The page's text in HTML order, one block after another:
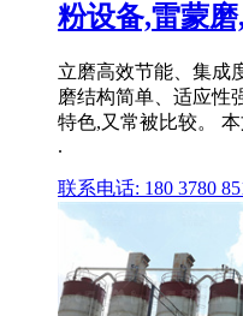
粉设备,雷蒙
立磨高效节能、集成
磨结构简单、适应性
特色,又常被比较。
.
联系电话: 180 3780